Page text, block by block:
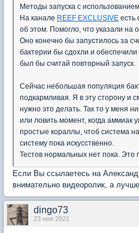
Методы запуска с
На канале REEF EXCLUSIVE есть
об этом. Помогло, что указали на
Оно конечно бы запустилось за
бактерии бы сдохли и
был бы считай повторный запуск.
Сейчас небольшая популяция
подкармливая. Я в эту сторону и
нужно это делать. Так то у меня
или ловить момент, когда аммиак
простые кораллы, чтоб система
систему пока искусственно.
Тестов нормальных нет пока. Это
Если Вы ссылаетесь на
внимательно видеоролик, а
dingo73
23 ноя 2021